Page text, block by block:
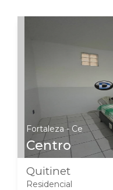
Fortaleza - Ce
Centro
Quitinet
Residencial